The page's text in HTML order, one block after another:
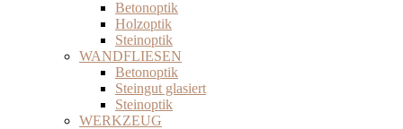
Betonoptik
Holzoptik
Steinoptik
WANDFLIESEN
Betonoptik
Steingut glasiert
Steinoptik
WERKZEUG